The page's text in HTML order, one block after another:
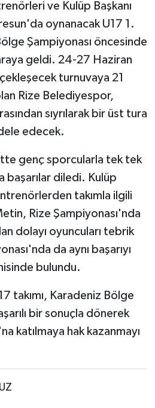
ve Kulüp Başkanı
oynanacak U17 1.
Şampiyonası öncesinde
geldi. 24-27 Haziran
turnuvaya 21
Rize Belediyespor,
sıyrılarak bir üst tura
edecek.
genç sporcularla tek tek
diledi. Kulüp
takımla ilgili
Rize Şampiyonası'nda
dolayı oyuncuları tebrik
da aynı başarıyı
bulundu.
takımı, Karadeniz Bölge
bir sonuçla dönerek
katılmaya hak kazanmayı